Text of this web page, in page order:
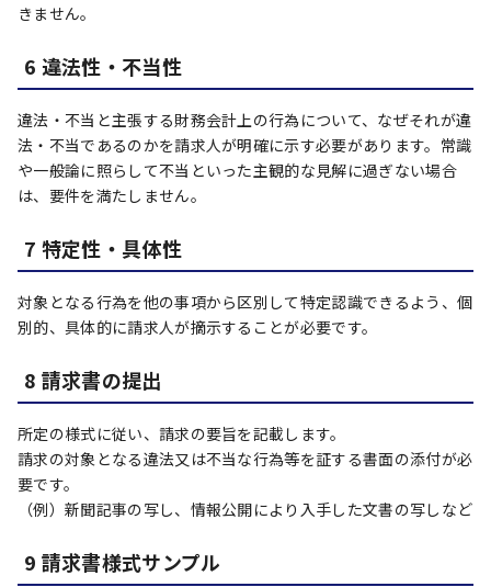
きません。
6 違法性・不当性
違法・不当と主張する財務会計上の行為について、なぜそれが違
法・不当であるのかを請求人が明確に示す必要があります。常識
や一般論に照らして不当といった主観的な見解に過ぎない場合
は、要件を満たしません。
7 特定性・具体性
対象となる行為を他の事項から区別して特定認識できるよう、個
別的、具体的に請求人が摘示することが必要です。
8 請求書の提出
所定の様式に従い、請求の要旨を記載します。
請求の対象となる違法又は不当な行為等を証する書面の添付が必
要です。
（例）新聞記事の写し、情報公開により入手した文書の写しなど
9 請求書様式サンプル